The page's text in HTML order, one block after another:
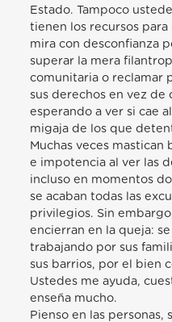
Estado. Tampoco
tienen los recursos para
mira con desconfianza
superar la mera
comunitaria o reclamar
sus derechos en vez de
esperando a ver si cae
migaja de los que
Muchas veces mastican
e impotencia al ver las
incluso en momentos
se acaban todas las
privilegios. Sin
encierran en la queja:
trabajando por sus
sus barrios, por el bien
Ustedes me ayuda,
enseña mucho.
Pienso en las